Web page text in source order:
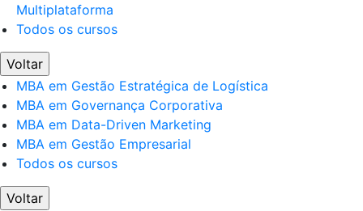
Multiplataforma
Todos os cursos
Voltar
MBA em Gestão Estratégica de Logística
MBA em Governança Corporativa
MBA em Data-Driven Marketing
MBA em Gestão Empresarial
Todos os cursos
Voltar